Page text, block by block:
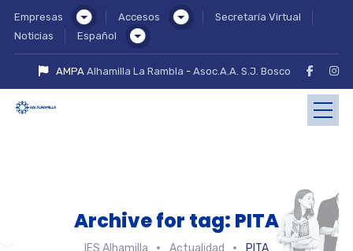
Empresas Accesos
Secretaría Virtual
Noticias
Español
AMPAAlhamilla La Rambla -Asoc.A.A. S.J. Bosco
Archive for tag: PITA
IES Alhamilla Actualidad PITA